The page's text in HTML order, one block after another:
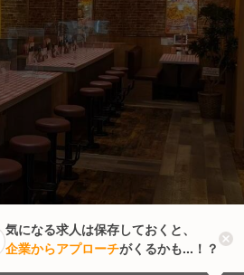
気になる求人は保存しておくと、
企業からアプローチがくるかも...！？